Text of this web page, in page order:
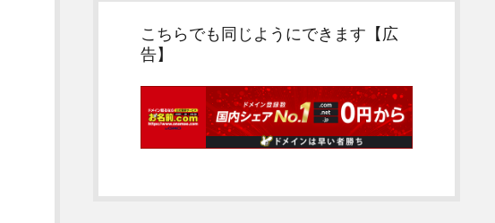
こちらでも同じようにできます【広
告】